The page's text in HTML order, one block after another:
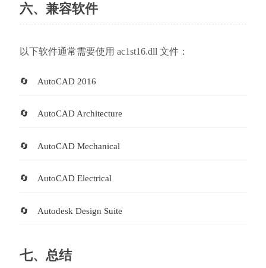
六、兼容软件
以下软件通常需要使用 ac1st16.dll 文件：
AutoCAD 2016
AutoCAD Architecture
AutoCAD Mechanical
AutoCAD Electrical
Autodesk Design Suite
七、总结